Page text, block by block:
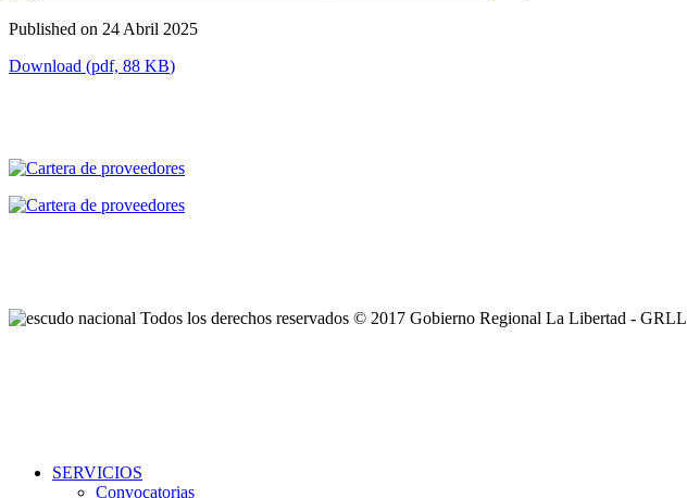
Published on 24 Abril 2025
Download (pdf, 88 KB)
Todos los derechos reservados © 2017 Gobierno Regional La Libertad - GRLL
SERVICIOS
Convocatorias